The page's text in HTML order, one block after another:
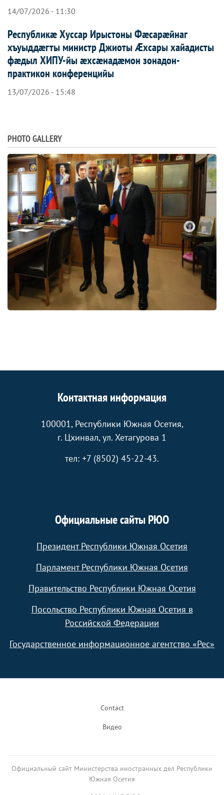
14/07/2026 - 11:30
Республикæ Хуссар Ирыстоны Фæсарæйнаг
хъуыддæгты министр Джиоты Æхсары хайадисты
фæдыл ХИПУ-йы æхсæнадæмон зонадон-
практикон конференцийы
13/07/2026 - 15:48
PHOTO GALLERY
Контактная информация
100001, Республики Южная Осетия,
г. Цхинвал, ул. Хетагурова 1
тел: +7 (8502) 45-22-43.
Официальные сайты РЮО
Президент Республики Южная Осетия
Парламент Республики Южная Осетия
Правительство Республики Южная Осетия
Посольство Республики Южная Осетия в
Российской Федерации
Государственное информационное агентство «Рес»
Contact
Видео
Официальный сайт Министерства иностранных дел Республики
Южная Осетия